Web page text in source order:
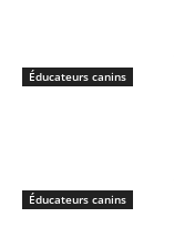
Éducateurs canins
Éducateurs canins